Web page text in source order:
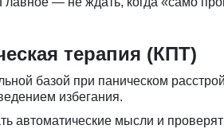
терапия (КПТ)
базой при паническом
избегания.
автоматические мысли и